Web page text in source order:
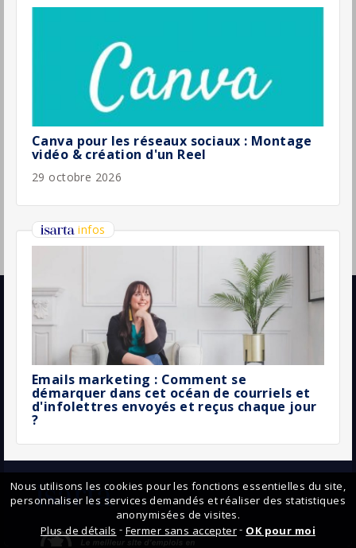
Nous utilisons les cookies pour les fonctions essentielles du site,
personnaliser les services demandés et réaliser des statistiques
anonymisées de visites.
Plus de détails - Fermer sans accepter- OK pour moi
une notion insaisissable ?
Nous contacter
01 82 88 53 96
infos@isarta.fr
2026 Isarta /
Conditions d'utilisation (CGU),
Politique de confidentialité et Cookies
Offres d'emploi
Espace candidats
Espace employeurs
Alertes-emplois
Suivez-nous...